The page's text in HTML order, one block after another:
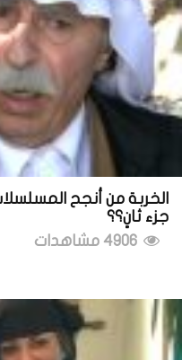
الخربة من أنجح
جزء ثانٍ؟؟